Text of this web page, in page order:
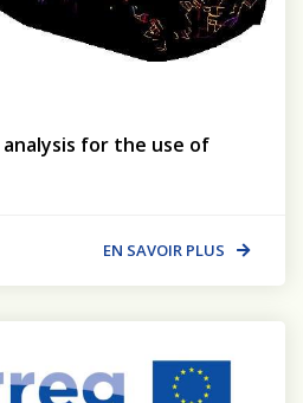
for the use of
EN SAVOIR PLUS